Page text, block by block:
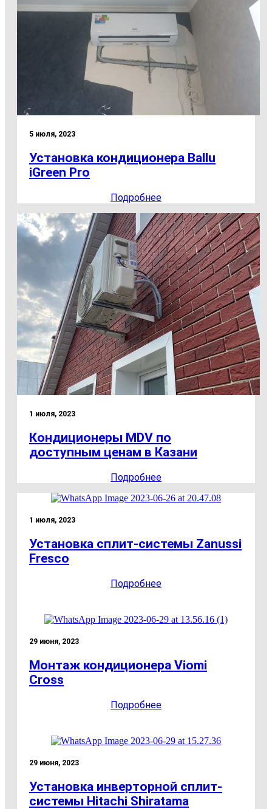
5 июля, 2023
Установка кондиционера Ballu
iGreen Pro
Подробнее
1 июля, 2023
Кондиционеры MDV по
доступным ценам в Казани
Подробнее
1 июля, 2023
Установка сплит-системы Zanussi
Fresco
Подробнее
29 июня, 2023
Монтаж кондиционера Viomi
Cross
Подробнее
29 июня, 2023
Установка инверторной сплит-
системы Hitachi Shiratama